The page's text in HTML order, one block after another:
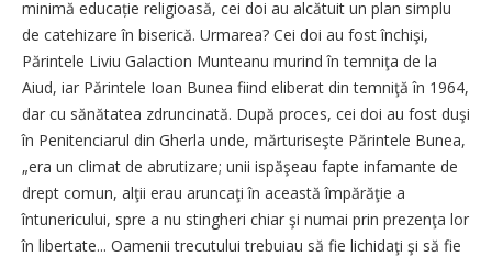
minimă educație religioasă, cei doi au alcătuit un plan simplu
de catehizare în biserică. Urmarea? Cei doi au fost închişi,
Părintele Liviu Galaction Munteanu murind în temniţa de la
Aiud, iar Părintele Ioan Bunea fiind eliberat din temniţă în 1964,
dar cu sănătatea zdruncinată. După proces, cei doi au fost duşi
în Penitenciarul din Gherla unde, mărturiseşte Părintele Bunea,
„era un climat de abrutizare; unii ispăşeau fapte infamante de
drept comun, alţii erau aruncaţi în această împărăţie a
întunericului, spre a nu stingheri chiar şi numai prin prezenţa lor
în libertate... Oamenii trecutului trebuiau să fie lichidaţi şi să fie